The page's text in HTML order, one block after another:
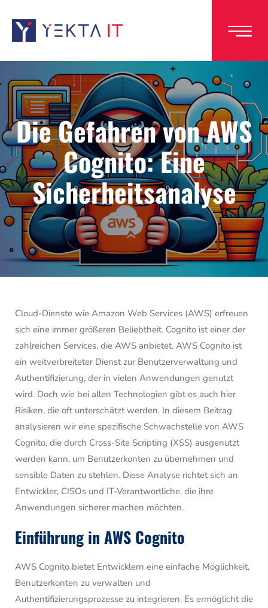
Die Gefahren von AWS
Cognito: Eine
Sicherheitsanalyse
Image
Cloud-Dienste wie Amazon Web Services (AWS) erfreuen
sich eine immer größeren Beliebtheit. Cognito ist einer der
zahlreichen Services, die AWS anbietet. AWS Cognito ist
ein weitverbreiteter Dienst zur Benutzerverwaltung und
Authentifizierung, der in vielen Anwendungen genutzt
wird. Doch wie bei allen Technologien gibt es auch hier
Risiken, die oft unterschätzt werden. In diesem Beitrag
analysieren wir eine spezifische Schwachstelle von AWS
Cognito, die durch Cross-Site Scripting (XSS) ausgenutzt
werden kann, um Benutzerkonten zu übernehmen und
sensible Daten zu stehlen. Diese Analyse richtet sich an
Entwickler, CISOs und IT-Verantwortliche, die ihre
Anwendungen sicherer machen möchten.
Einführung in AWS Cognito
AWS Cognito bietet Entwicklern eine einfache Möglichkeit,
Benutzerkonten zu verwalten und
Authentifizierungsprozesse zu integrieren. Es ermöglicht die